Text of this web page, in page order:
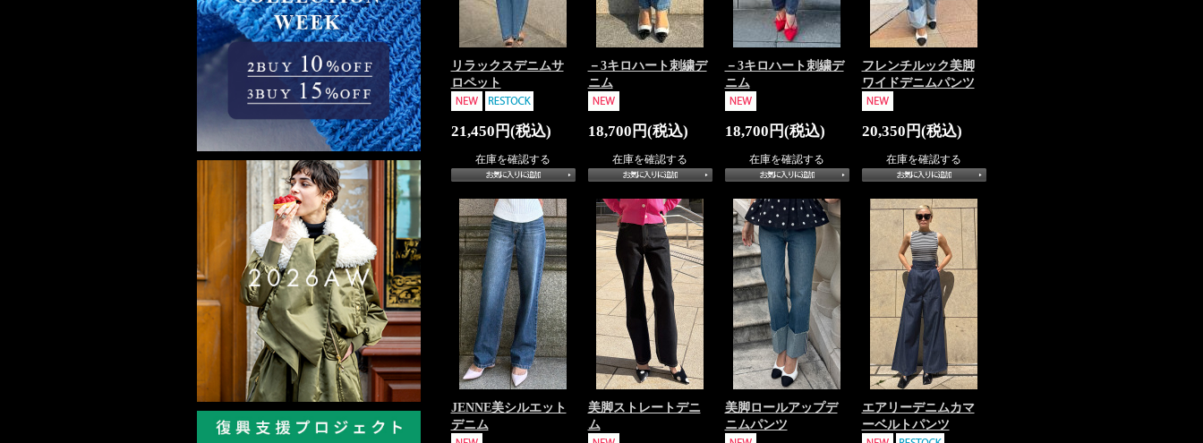
リラックスデニムサ
ロペット
21,450円(税込)
在庫を確認する
－3キロハート刺繍デ
ニム
18,700円(税込)
在庫を確認する
－3キロハート刺繍デ
ニム
18,700円(税込)
在庫を確認する
フレンチルック美脚
ワイドデニムパンツ
20,350円(税込)
在庫を確認する
JENNE美シルエット
デニム
美脚ストレートデニ
ム
美脚ロールアップデ
ニムパンツ
エアリーデニムカマ
ーベルトパンツ